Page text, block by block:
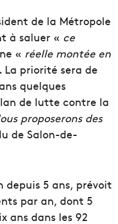
de la Métropole
à saluer « ce
« réelle montée en
priorité sera de
quelques
de lutte contre la
proposerons des
de Salon-de-
depuis 5 ans, prévoit
par an, dont 5
ans dans les 92